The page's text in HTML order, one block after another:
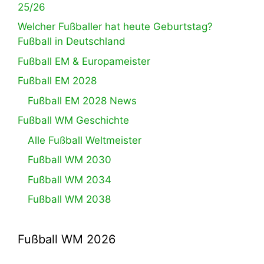
25/26
Welcher Fußballer hat heute Geburtstag?
Fußball in Deutschland
Fußball EM & Europameister
Fußball EM 2028
Fußball EM 2028 News
Fußball WM Geschichte
Alle Fußball Weltmeister
Fußball WM 2030
Fußball WM 2034
Fußball WM 2038
Fußball WM 2026